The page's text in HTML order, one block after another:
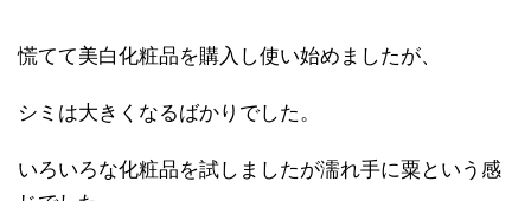
慌てて美白化粧品を購入し使い始めましたが、
シミは大きくなるばかりでした。
いろいろな化粧品を試しましたが濡れ手に粟という感